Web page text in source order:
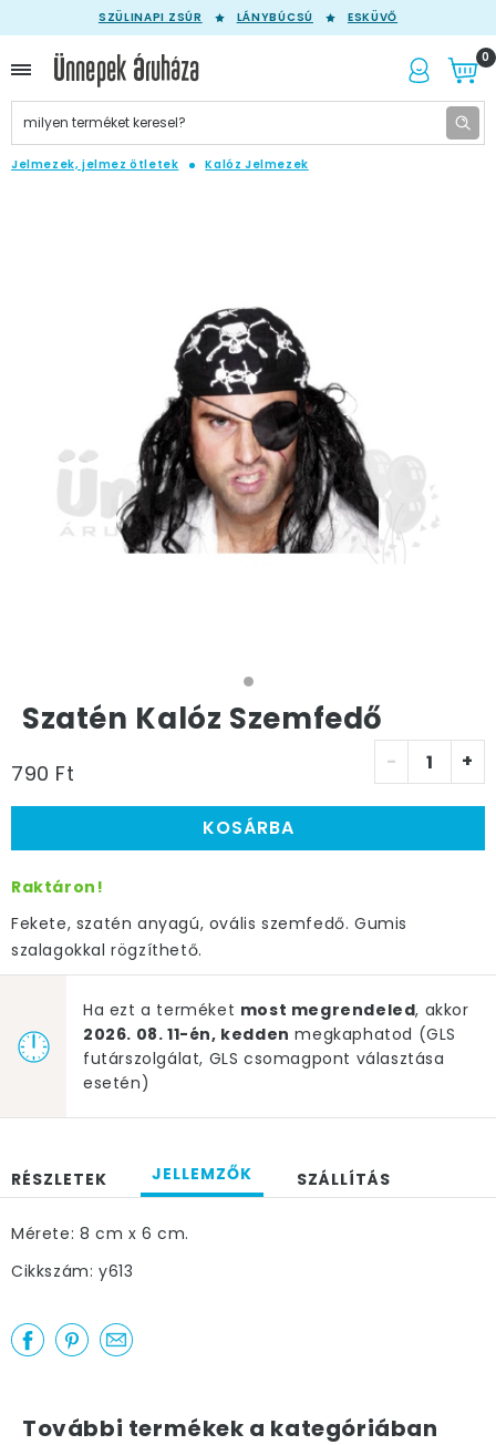
SZÜLINAPI ZSÚR LÁNYBÚCSÚ ESKÜVŐ
0
Jelmezek, jelmez ötletek Kalóz Jelmezek
Szatén Kalóz Szemfedő
790 Ft - +
KOSÁRBA
Raktáron!
Fekete, szatén anyagú, ovális szemfedő. Gumis
szalagokkal rögzíthető.
Ha ezt a terméket most megrendeled, akkor
2026. 08. 11-én, kedden megkaphatod (GLS
futárszolgálat, GLS csomagpont választása
esetén)
RÉSZLETEK JELLEMZŐK SZÁLLÍTÁS
Mérete: 8 cm x 6 cm.
Cikkszám: y613
További termékek a kategóriában